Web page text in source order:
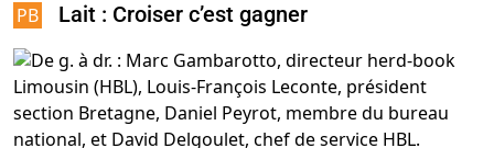
Lait : Croiser c’est gagner